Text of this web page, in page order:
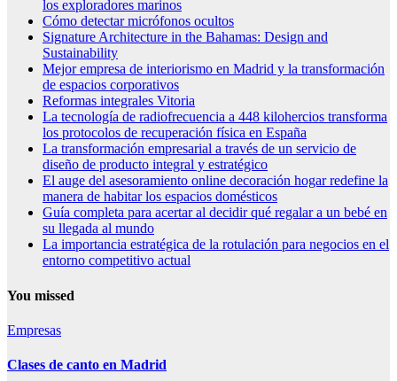
los exploradores marinos
Cómo detectar micrófonos ocultos
Signature Architecture in the Bahamas: Design and
Sustainability
Mejor empresa de interiorismo en Madrid y la transformación
de espacios corporativos
Reformas integrales Vitoria
La tecnología de radiofrecuencia a 448 kilohercios transforma
los protocolos de recuperación física en España
La transformación empresarial a través de un servicio de
diseño de producto integral y estratégico
El auge del asesoramiento online decoración hogar redefine la
manera de habitar los espacios domésticos
Guía completa para acertar al decidir qué regalar a un bebé en
su llegada al mundo
La importancia estratégica de la rotulación para negocios en el
entorno competitivo actual
You missed
Empresas
Clases de canto en Madrid